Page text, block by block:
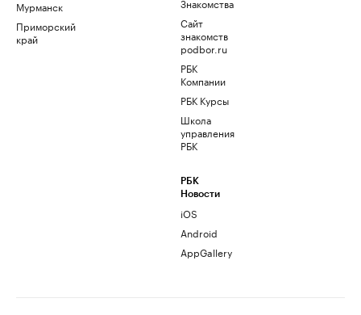
Мурманск
Приморский
край
Сайт
знакомств
podbor.ru
РБК
Компании
РБК Курсы
Школа
управления
РБК
РБК
Новости
iOS
Android
AppGallery